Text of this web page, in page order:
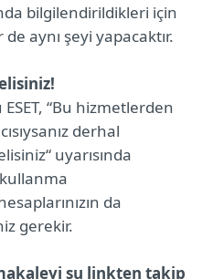
bilgilendirildikleri için
aynı şeyi yapacaktır.
“Bu hizmetlerden
derhal
uyarısında
da
gerekir.
şu linkten takip